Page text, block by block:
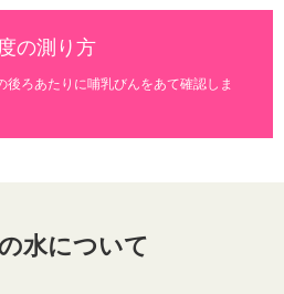
の測り方
ろあたりに哺乳びんをあて確認しま
水について